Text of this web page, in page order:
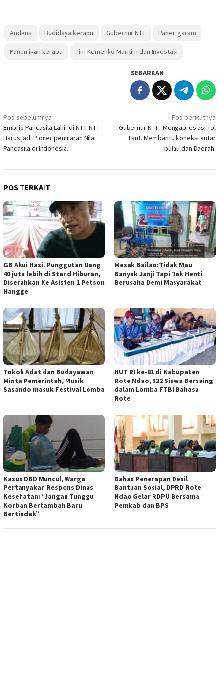
Audens Budidaya kerapu Gubernur NTT Panen garam
Panen ikan kerapu Tim Kemenko Maritim dan Investasi
SEBARKAN
Navigasi
pos
Pos sebelumnya
Embrio Pancasila Lahir di NTT. NTT
Harus jadi Pioner penularan Nilai
Pancasila di Indonesia.
Pos berikutnya
Gubernur NTT: Mengapresiasi Tol
Laut. Membantu koneksi antar
pulau dan Daerah.
POS TERKAIT
GB Akui Hasil Punggutan Uang
40 juta lebih di Stand Hiburan,
Diserahkan Ke Asisten 1 Petson
Hangge
Mesak Bailao:Tidak Mau
Banyak Janji Tapi Tak Henti
Berusaha Demi Masyarakat
Tokoh Adat dan Budayawan
Minta Pemerintah, Musik
Sasando masuk Festival Lomba
HUT RI ke-81 di Kabupaten
Rote Ndao, 322 Siswa Bersaing
dalam Lomba FTBI Bahasa
Rote
Kasus DBD Muncul, Warga
Pertanyakan Respons Dinas
Kesehatan: “Jangan Tunggu
Korban Bertambah Baru
Bertindak”
Bahas Penerapan Desil
Bantuan Sosial, DPRD Rote
Ndao Gelar RDPU Bersama
Pemkab dan BPS